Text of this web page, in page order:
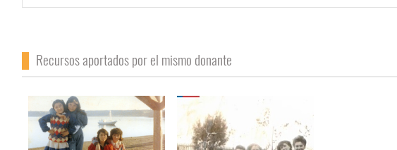
Recursos aportados por el mismo donante